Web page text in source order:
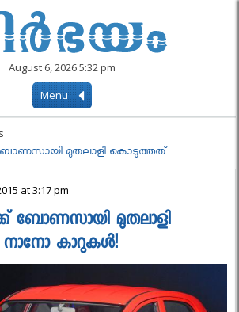
August 6, 2026 5:32 pm
Menu
മുതലാളി കൊടുത്തത്....
at 3:17 pm
ബോണസായി മുതലാളി
നാനോ കാറുകൾ!